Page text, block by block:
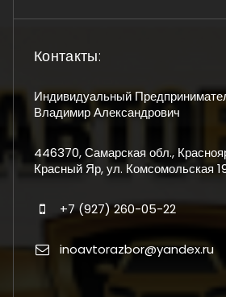
Контакты:
Индивидуальный
Владимир Александрович
446370, Самарская обл.,
Красный Яр, ул. Комсомольская
+7 (927) 260-05-22
inoavtorazbor@yandex.ru